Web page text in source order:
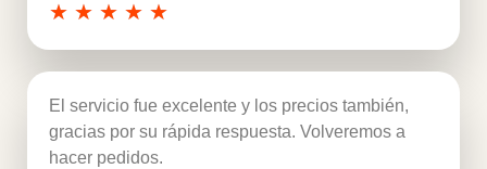
★ ★ ★ ★ ★
El servicio fue excelente y los precios también,
gracias por su rápida respuesta. Volveremos a
hacer pedidos.